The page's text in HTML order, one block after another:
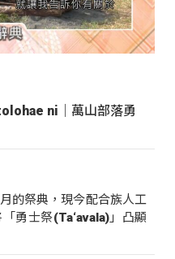
ni｜萬山部落勇
的祭典，現今配合族人工
勇士祭(Ta‘avala)」凸顯